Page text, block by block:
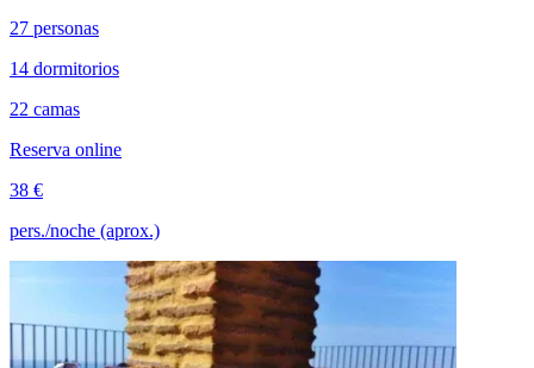
27 personas
14 dormitorios
22 camas
Reserva online
38 €
pers./noche (aprox.)